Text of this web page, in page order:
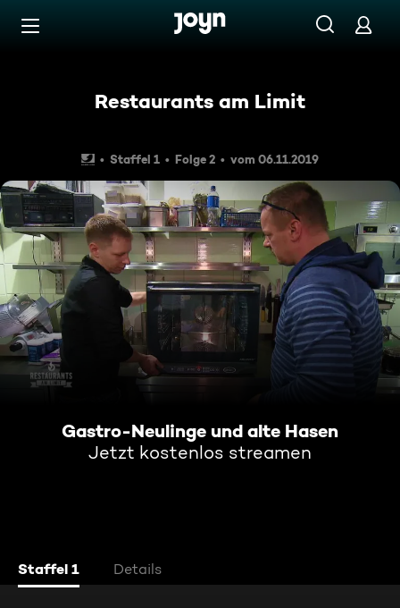
Zum Inhalt springen
Restaurants am Limit
Staffel 1 Folge 2 vom 06.11.2019
Gastro-Neulinge und alte Hasen
Jetzt kostenlos streamen
Staffel 1 Details